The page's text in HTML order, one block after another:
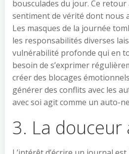
bousculades du jour. Ce
sentiment de vérité dont nous
Les masques de la journée
les responsabilités diverses
vulnérabilité profonde qui en
besoin de s’exprimer
créer des blocages
générer des conflits avec les
avec soi agit comme un auto-
3. La douceur